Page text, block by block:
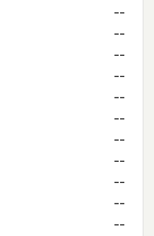
--
--
--
--
--
--
--
--
--
--
--